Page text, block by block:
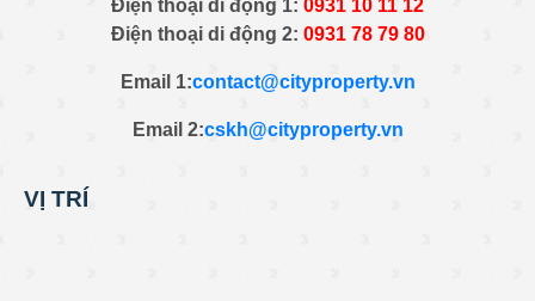
Điện thoại di động 1: 0931 10 11 12
Điện thoại di động 2: 0931 78 79 80
Email 1:contact@cityproperty.vn
Email 2:cskh@cityproperty.vn
VỊ TRÍ